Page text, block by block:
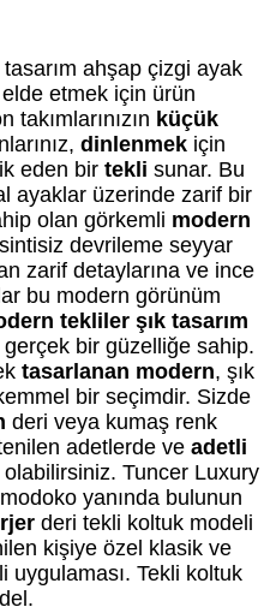
ahşap çizgi ayak
elde etmek için ürün
küçük
dinlenmek için
eden bir teklisunar. Bu
ayaklar üzerinde zarif bir
olan görkemli modern
devrileme seyyar
zarif detaylarına ve ince
bu modern görünüm
tekliler şık tasarım
bir güzelliğe sahip.
tasarlanan modern, şık
bir seçimdir. Sizde
deri veya kumaş renk
adetlerde veadetli
Tuncer Luxury
yanında bulunun
deri tekli koltuk modeli
kişiye özel klasik ve
uygulaması. Tekli koltuk